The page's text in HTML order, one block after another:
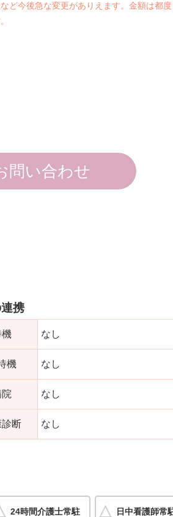
ど今後急な変更がありえます。金額は都
問い合わせ
携
機 なし
機 なし
なし
診断 なし
24時間介護士常駐 日中看護師常